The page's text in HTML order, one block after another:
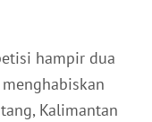
hampir dua
Kalimantan